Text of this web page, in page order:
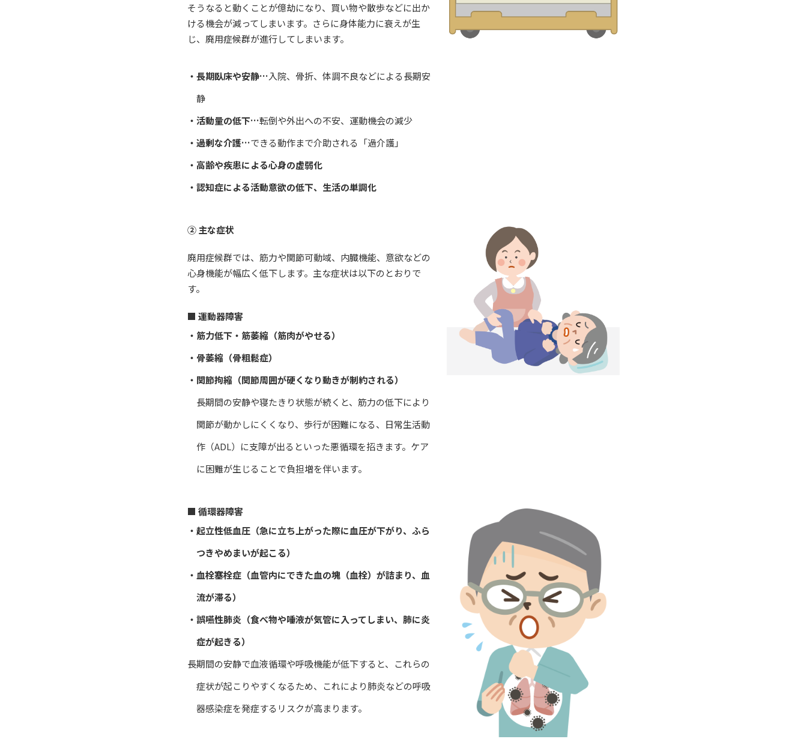
そうなると動くことが億劫になり、買い物や散歩などに出か
ける機会が減ってしまいます。さらに身体能力に衰えが生
じ、廃用症候群が進行してしまいます。
・長期臥床や安静…入院、骨折、体調不良などによる長期安
静
・活動量の低下…転倒や外出への不安、運動機会の減少
・過剰な介護…できる動作まで介助される「過介護」
・高齢や疾患による心身の虚弱化
・認知症による活動意欲の低下、生活の単調化
② 主な症状
廃用症候群では、筋力や関節可動域、内臓機能、意欲などの
心身機能が幅広く低下します。主な症状は以下のとおりで
す。
■ 運動器障害
・筋力低下・筋萎縮（筋肉がやせる）
・骨萎縮（骨粗鬆症）
・関節拘縮（関節周囲が硬くなり動きが制約される）
長期間の安静や寝たきり状態が続くと、筋力の低下により
関節が動かしにくくなり、歩行が困難になる、日常生活動
作（ADL）に支障が出るといった悪循環を招きます。ケア
に困難が生じることで負担増を伴います。
■ 循環器障害
・起立性低血圧（急に立ち上がった際に血圧が下がり、ふら
つきやめまいが起こる）
・血栓塞栓症（血管内にできた血の塊（血栓）が詰まり、血
流が滞る）
・誤嚥性肺炎（食べ物や唾液が気管に入ってしまい、肺に炎
症が起きる）
長期間の安静で血液循環や呼吸機能が低下すると、これらの
症状が起こりやすくなるため、これにより肺炎などの呼吸
器感染症を発症するリスクが高まります。